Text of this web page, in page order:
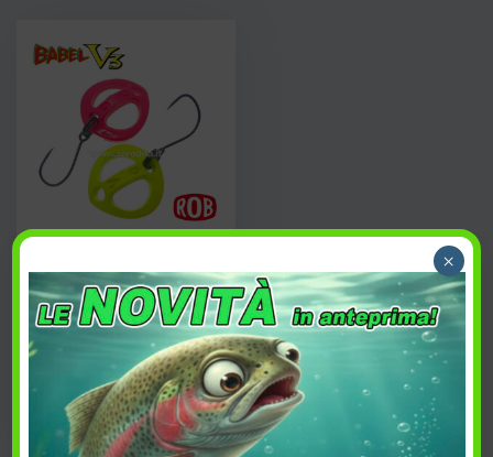
8,50€
Acquista
PREFERITI
×